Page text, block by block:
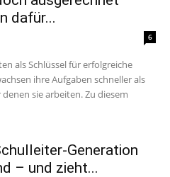
dafür...
6
als Schlüssel für erfolgreiche
ihre Aufgaben schneller als
sie arbeiten. Zu diesem
Generation
– und zieht...